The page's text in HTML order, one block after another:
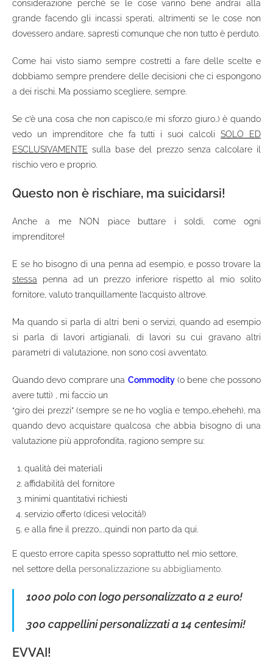
considerazione perchè se le cose vanno bene andrai alla
grande facendo gli incassi sperati, altrimenti se le cose non
dovessero andare, sapresti comunque che non tutto è perduto.
Come hai visto siamo sempre costretti a fare delle scelte e
dobbiamo sempre prendere delle decisioni che ci espongono
a dei rischi. Ma possiamo scegliere, sempre.
Se c’è una cosa che non capisco,(e mi sforzo giuro..) è quando
vedo un imprenditore che fa tutti i suoi calcoliSOLO ED
ESCLUSIVAMENTE sulla base del prezzo senza calcolare il
rischio vero e proprio.
Questo non è rischiare, ma suicidarsi!
Anche a me NON piace buttare i soldi, come ogni
imprenditore!
E se ho bisogno di una penna ad esempio, e posso trovare la
stessa penna ad un prezzo inferiore rispetto al mio solito
fornitore, valuto tranquillamente l’acquisto altrove.
Ma quando si parla di altri beni o servizi, quando ad esempio
si parla di lavori artigianali, di lavori su cui gravano altri
parametri di valutazione, non sono così avventato.
Quando devo comprare una Commodity(o bene che possono
avere tutti) , mi faccio un
“giro dei prezzi” (sempre se ne ho voglia e tempo…eheheh), ma
quando devo acquistare qualcosa che abbia bisogno di una
valutazione più approfondita, ragiono sempre su:
qualità dei materiali
affidabilità del fornitore
minimi quantitativi richiesti
servizio offerto (dicesi velocità!)
e alla fine il prezzo…..quindi non parto da qui.
E questo errore capita spesso soprattutto nel mio settore,
nel settore della personalizzazione su abbigliamento.
1000 polo con logo personalizzatoa 2 euro!
300 cappellini personalizzatia 14 centesimi!
EVVAI!